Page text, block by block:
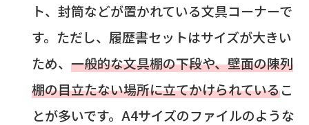
ト、封筒などが置かれている文具コーナーで
す。ただし、履歴書セットはサイズが大きい
ため、 一般的な文具棚の下段や、壁面の陳列
棚の目立たない場所に立てかけられているこ
とが多いです。A4サイズのファイルのような